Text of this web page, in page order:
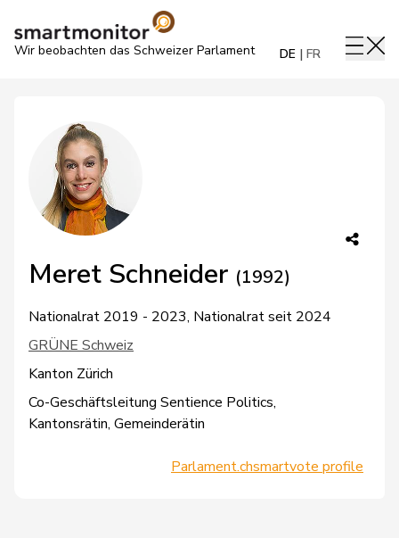
Wir beobachten das Schweizer Parlament DE FR
Meret Schneider (1992)
Nationalrat 2019 - 2023, Nationalrat seit 2024
GRÜNE Schweiz
Kanton Zürich
Co-Geschäftsleitung Sentience Politics,
Kantonsrätin, Gemeinderätin
Parlament.chsmartvote profile